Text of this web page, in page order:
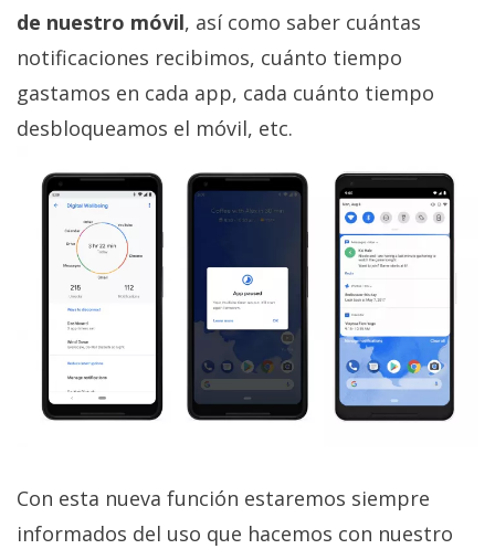
de nuestro móvil, así como saber cuántas
notificaciones recibimos, cuánto tiempo
gastamos en cada app, cada cuánto tiempo
desbloqueamos el móvil, etc.
Con esta nueva función estaremos siempre
informados del uso que hacemos con nuestro